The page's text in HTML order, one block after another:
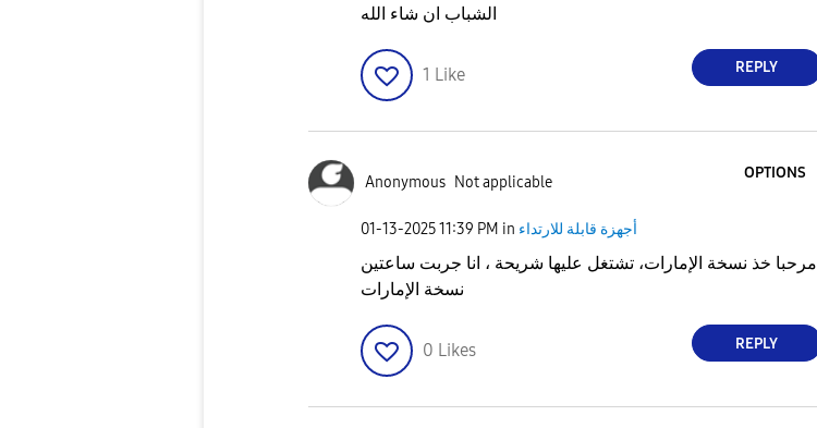
الشباب ان شاء الله
1 Like REPLY
Anonymous Not applicable
OPTIONS
‎01-13-202511:39 PM in أجهزة قابلة للارتداء
مرحبا خذ نسخة الإمارات، تشتغل عليها شريحة ، انا جربت ساعتين
نسخة الإمارات
0 Likes REPLY